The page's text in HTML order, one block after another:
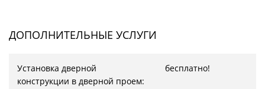
ДОПОЛНИТЕЛЬНЫЕ УСЛУГИ
Установка дверной
конструкции в дверной проем:
бесплатно!